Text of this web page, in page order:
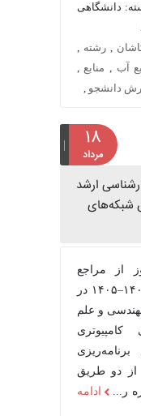
رشته ,
منابع ,
,
۱۸
مرداد
ارشد
ذی‌صلاح، برای سال تحصیلی ۱۴۰6–۱۴۰۵ در
و علم
طریق
ادامه